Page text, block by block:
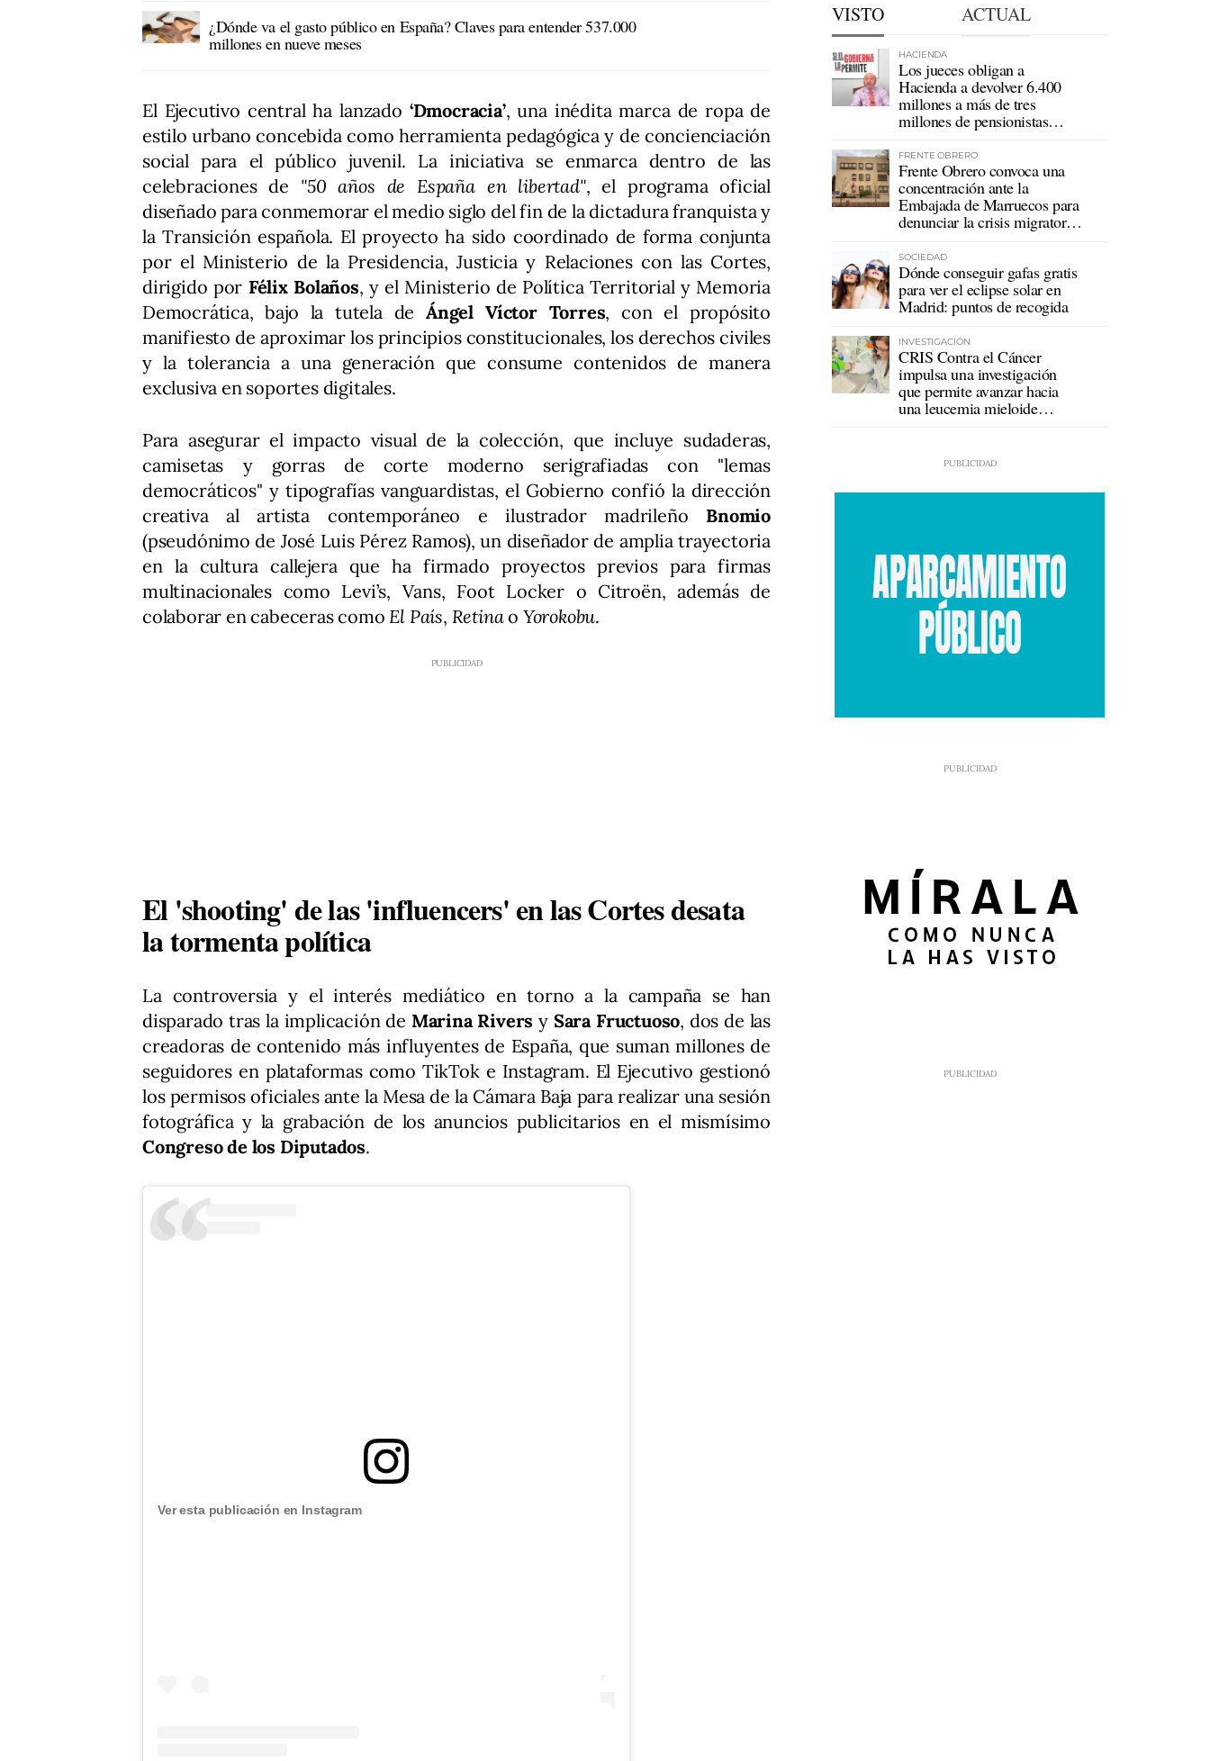
¿Dónde va el gasto público en España? Claves para entender 537.000
millones en nueve meses
El Ejecutivo central ha lanzado ‘Dmocracia’, una inédita marca de ropa de
estilo urbano concebida como herramienta pedagógica y de concienciación
social para el público juvenil. La iniciativa se enmarca dentro de las
celebraciones de "50 años de España en libertad", el programa oficial
diseñado para conmemorar el medio siglo del fin de la dictadura franquista y
la Transición española. El proyecto ha sido coordinado de forma conjunta
por el Ministerio de la Presidencia, Justicia y Relaciones con las Cortes,
dirigido por Félix Bolaños, y el Ministerio de Política Territorial y Memoria
Democrática, bajo la tutela deÁngel Víctor Torres, con el propósito
manifiesto de aproximar los principios constitucionales, los derechos civiles
y la tolerancia a una generación que consume contenidos de manera
exclusiva en soportes digitales.
Para asegurar el impacto visual de la colección, que incluye sudaderas,
camisetas y gorras de corte moderno serigrafiadas con "lemas
democráticos" y tipografías vanguardistas, el Gobierno confió la dirección
creativa al artista contemporáneo e ilustrador madrileño Bnomio
(pseudónimo de José Luis Pérez Ramos), un diseñador de amplia trayectoria
en la cultura callejera que ha firmado proyectos previos para firmas
multinacionales como Levi’s, Vans, Foot Locker o Citroën, además de
colaborar en cabeceras como El País, Retinao Yorokobu.
El 'shooting' de las 'influencers' en las Cortes desata
la tormenta política
La controversia y el interés mediático en torno a la campaña se han
disparado tras la implicación de Marina Rivers y Sara Fructuoso, dos de las
creadoras de contenido más influyentes de España, que suman millones de
seguidores en plataformas como TikTok e Instagram. El Ejecutivo gestionó
los permisos oficiales ante la Mesa de la Cámara Baja para realizar una sesión
fotográfica y la grabación de los anuncios publicitarios en el mismísimo
Congreso de los Diputados.
Ver esta publicación en Instagram
VISTO ACTUAL
HACIENDA
Los jueces obligan a
Hacienda a devolver 6.400
millones a más de tres
millones de pensionistas
FRENTE OBRERO
Frente Obrero convoca una
concentración ante la
Embajada de Marruecos para
denunciar la crisis migratoria
SOCIEDAD
Dónde conseguir gafas gratis
para ver el eclipse solar en
Madrid: puntos de recogida
INVESTIGACIÓN
CRIS Contra el Cáncer
impulsa una investigación
que permite avanzar hacia
una leucemia mieloide